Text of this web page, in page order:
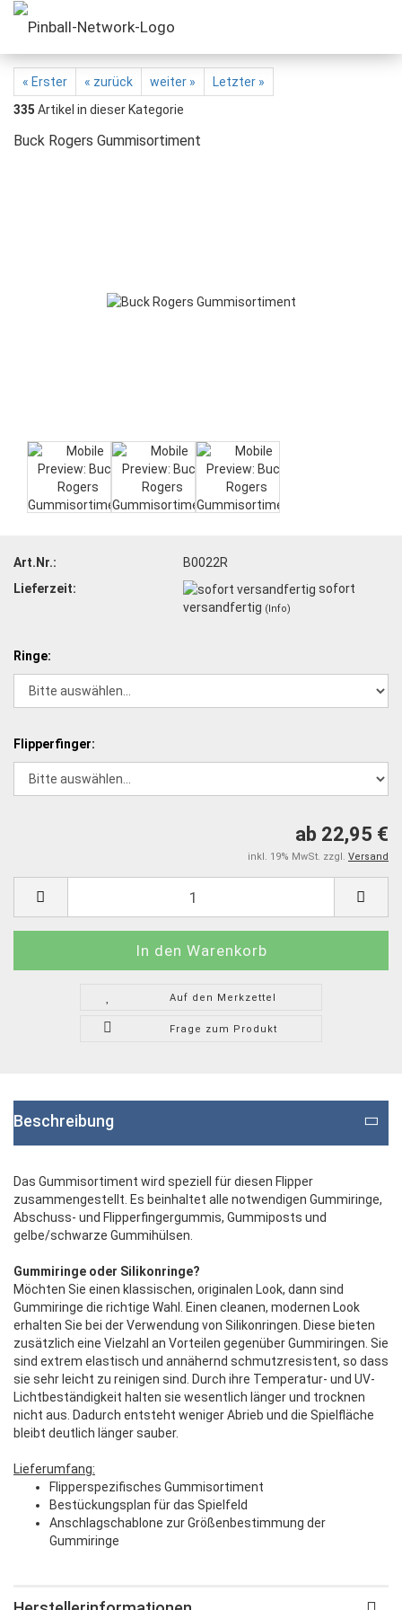
« Erster « zurück weiter »
Letzter »
335 Artikel in dieser Kategorie
Buck Rogers Gummisortiment
Art.Nr.:
B0022R
Lieferzeit:
sofort
versandfertig (Info)
Ringe:
Flipperfinger:
ab 22,95 €
inkl. 19% MwSt. zzgl. Versand
Auf den Merkzettel
Frage zum Produkt
Beschreibung
Das Gummisortiment wird speziell für diesen Flipper
zusammengestellt. Es beinhaltet alle notwendigen Gummiringe,
Abschuss- und Flipperfingergummis, Gummiposts und
gelbe/schwarze Gummihülsen.
Gummiringe oder Silikonringe?
Möchten Sie einen klassischen, originalen Look, dann sind
Gummiringe die richtige Wahl. Einen cleanen, modernen Look
erhalten Sie bei der Verwendung von Silikonringen. Diese bieten
zusätzlich eine Vielzahl an Vorteilen gegenüber Gummiringen. Sie
sind extrem elastisch und annähernd schmutzresistent, so dass
sie sehr leicht zu reinigen sind. Durch ihre Temperatur- und UV-
Lichtbeständigkeit halten sie wesentlich länger und trocknen
nicht aus. Dadurch entsteht weniger Abrieb und die Spielfläche
bleibt deutlich länger sauber.
Lieferumfang:
Flipperspezifisches Gummisortiment
Bestückungsplan für das Spielfeld
Anschlagschablone zur Größenbestimmung der
Gummiringe